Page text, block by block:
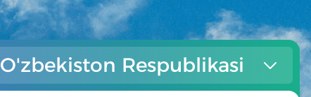
O'zbekiston Respublikasi